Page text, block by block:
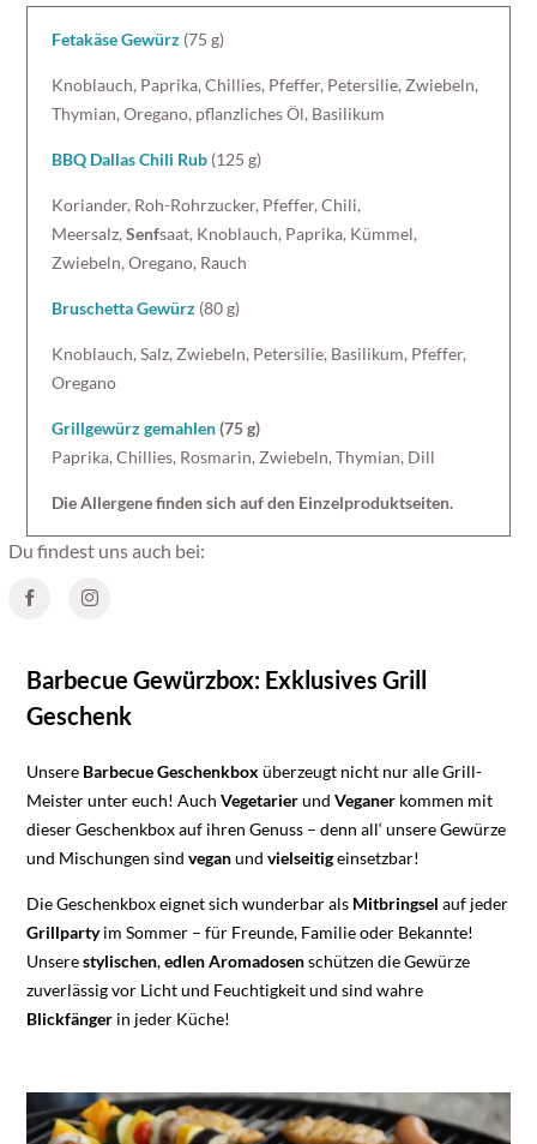
Barbecue Gewürzbox: Exklusives Grill
Geschenk
Unsere Barbecue Geschenkbox überzeugt nicht nur alle Grill-
Meister unter euch! AuchVegetarierundVeganer kommen mit
dieser Geschenkbox auf ihren Genuss – denn all‘ unsere Gewürze
und Mischungen sindveganundvielseitigeinsetzbar!
Die Geschenkbox eignet sich wunderbar als Mitbringsel auf jeder
Grillpartyim Sommer – für Freunde, Familie oder Bekannte!
Unserestylischen,edlen Aromadosenschützen die Gewürze
zuverlässig vor Licht und Feuchtigkeit und sind wahre
Blickfänger in jeder Küche!
Fetakäse Gewürz (75 g)
Knoblauch, Paprika, Chillies, Pfeffer, Petersilie, Zwiebeln,
Thymian, Oregano, pflanzliches Öl, Basilikum
BBQ Dallas Chili Rub (125 g)
Koriander, Roh-Rohrzucker, Pfeffer, Chili,
Meersalz,Senfsaat, Knoblauch, Paprika, Kümmel,
Zwiebeln, Oregano, Rauch
Bruschetta Gewürz (80 g)
Knoblauch, Salz, Zwiebeln, Petersilie, Basilikum, Pfeffer,
Oregano
Grillgewürz gemahlen(75 g)
Paprika, Chillies, Rosmarin, Zwiebeln, Thymian, Dill
Die Allergene finden sich auf den Einzelproduktseiten.
Du findest uns auch bei: